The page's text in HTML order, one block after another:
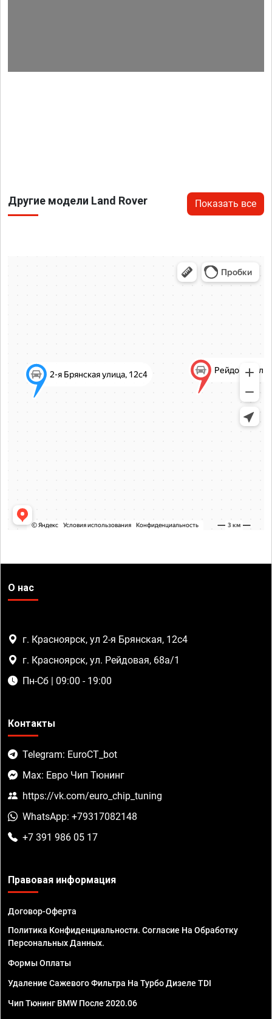
Другие модели Land Rover Показать все
О нас
г. Красноярск, ул 2-я Брянская, 12с4
г. Красноярск, ул. Рейдовая, 68а/1
Пн-Сб | 09:00 - 19:00
Контакты
Telegram: EuroCT_bot
Max: Евро Чип Тюнинг
https://vk.com/euro_chip_tuning
WhatsApp: +79317082148
+7 391 986 05 17
Правовая информация
Договор-Оферта
Политика Конфиденциальности. Согласие На Обработку
Персональных Данных.
Формы Оплаты
Удаление Сажевого Фильтра На Турбо Дизеле TDI
Чип Тюнинг BMW После 2020.06